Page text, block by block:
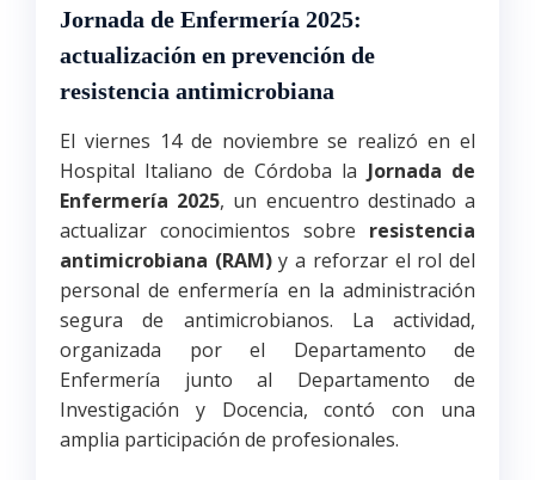
Jornada de Enfermería 2025:
actualización en prevención de
resistencia antimicrobiana
El viernes 14 de noviembre se realizó en el
Hospital Italiano de Córdoba la Jornada de
Enfermería 2025, un encuentro destinado a
actualizar conocimientos sobre resistencia
antimicrobiana (RAM)y a reforzar el rol del
personal de enfermería en la administración
segura de antimicrobianos. La actividad,
organizada por el Departamento de
Enfermería junto al Departamento de
Investigación y Docencia, contó con una
amplia participación de profesionales.